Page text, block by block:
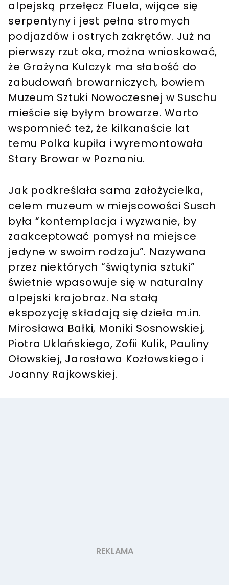
alpejską przełęcz Fluela, wijące się
serpentyny i jest pełna stromych
podjazdów i ostrych zakrętów. Już na
pierwszy rzut oka, można wnioskować,
że Grażyna Kulczyk ma słabość do
zabudowań browarniczych, bowiem
Muzeum Sztuki Nowoczesnej w Suschu
mieście się byłym browarze. Warto
wspomnieć też, że kilkanaście lat
temu Polka kupiła i wyremontowała
Stary Browar w Poznaniu.
Jak podkreślała sama założycielka,
celem muzeum w miejscowości Susch
była “kontemplacja i wyzwanie, by
zaakceptować pomysł na miejsce
jedyne w swoim rodzaju”. Nazywana
przez niektórych “świątynia sztuki”
świetnie wpasowuje się w naturalny
alpejski krajobraz. Na stałą
ekspozycję składają się dzieła m.in.
Mirosława Bałki, Moniki Sosnowskiej,
Piotra Uklańskiego, Zofii Kulik, Pauliny
Ołowskiej, Jarosława Kozłowskiego i
Joanny Rajkowskiej.